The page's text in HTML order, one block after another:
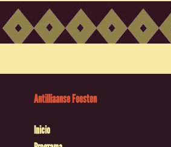
Antilliaanse Feesten
Inicio